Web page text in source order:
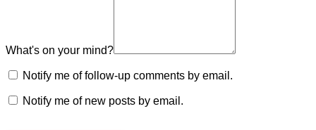
What's on your mind?
Notify me of follow-up comments by email.
Notify me of new posts by email.